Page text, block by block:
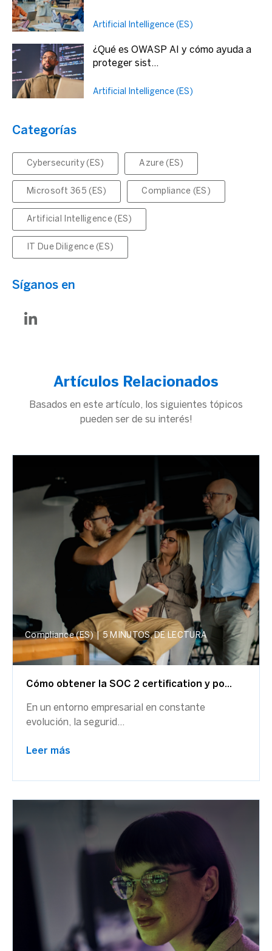
Artificial Intelligence (ES)
¿Qué es OWASP AI y cómo ayuda a
proteger sist...
Artificial Intelligence (ES)
Categorías
Cybersecurity (ES) Azure (ES)
Microsoft 365 (ES) Compliance (ES)
Artificial Intelligence (ES)
IT Due Diligence (ES)
Síganos en
Artículos Relacionados
Basados en este artículo, los siguientes tópicos
pueden ser de su interés!
Compliance (ES) | 5 MINUTOS, DE LECTURA
Cómo obtener la SOC 2 certification y po...
En un entorno empresarial en constante
evolución, la segurid...
Leer más